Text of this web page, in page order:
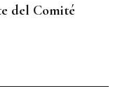
del Comité